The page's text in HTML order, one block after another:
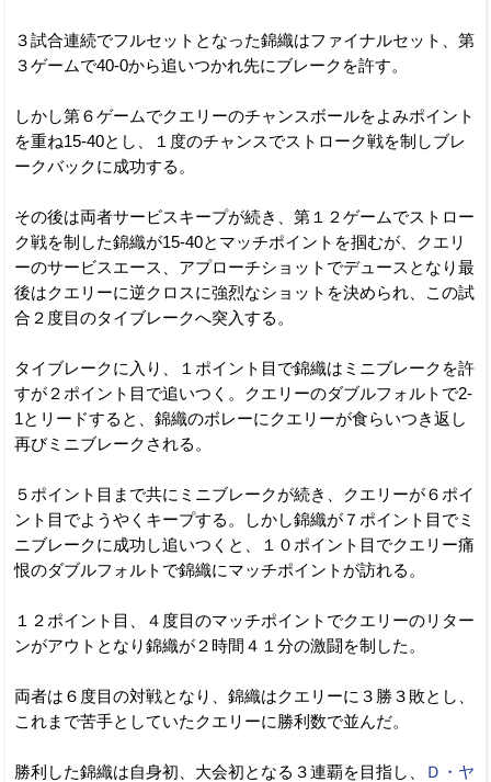
３試合連続でフルセットとなった錦織はファイナルセット、第
３ゲームで40-0から追いつかれ先にブレークを許す。
しかし第６ゲームでクエリーのチャンスボールをよみポイント
を重ね15-40とし、１度のチャンスでストローク戦を制しブレ
ークバックに成功する。
その後は両者サービスキープが続き、第１２ゲームでストロー
ク戦を制した錦織が15-40とマッチポイントを掴むが、クエリ
ーのサービスエース、アプローチショットでデュースとなり最
後はクエリーに逆クロスに強烈なショットを決められ、この試
合２度目のタイブレークへ突入する。
タイブレークに入り、１ポイント目で錦織はミニブレークを許
すが２ポイント目で追いつく。クエリーのダブルフォルトで2-
1とリードすると、錦織のボレーにクエリーが食らいつき返し
再びミニブレークされる。
５ポイント目まで共にミニブレークが続き、クエリーが６ポイ
ント目でようやくキープする。しかし錦織が７ポイント目でミ
ニブレークに成功し追いつくと、１０ポイント目でクエリー痛
恨のダブルフォルトで錦織にマッチポイントが訪れる。
１２ポイント目、４度目のマッチポイントでクエリーのリター
ンがアウトとなり錦織が２時間４１分の激闘を制した。
両者は６度目の対戦となり、錦織はクエリーに３勝３敗とし、
これまで苦手としていたクエリーに勝利数で並んだ。
勝利した錦織は自身初、大会初となる３連覇を目指し、
Ｄ・ヤ